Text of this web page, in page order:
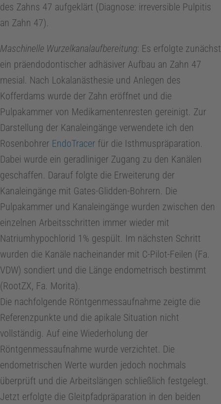
C
e
n
t
e
r
1
0
0
J
a
h
r
e
des Zahns 47 aufgeklärt (Diagnose: irreversible Pulpitis
an Zahn 47).
Maschinelle Wurzelkanalaufbereitung: Es erfolgte zunächst
ein präendodontischer adhäsiver Aufbau an Zahn 47
mesial. Nach Lokalanästhesie und Anlegen des
Kofferdams wurde der Zahn eröffnet und die
Pulpakammer von Medikamentenresten gereinigt. Zur
Darstellung der Kanaleingänge verwendete ich den
Rosenbohrer EndoTracer für die Isthmuspräparation.
Dabei wurde ein geradliniger Zugang zu den Kanälen
geschaffen. Darauf folgte die Erweiterung der
Kanaleingänge mit Gates-Glidden-Bohrern. Die
Pulpakammer und Kanaleingänge wurden zwischen den
einzelnen Arbeitsschritten immer wieder mit
Natriumhypochlorid 1% gespült. Im nächsten Schritt
wurden die Kanäle nacheinander mit C-Pilot-Feilen (Fa.
VDW) sondiert und die Länge endometrisch bestimmt
(RootZX, Fa. Morita).
Die nachfolgende Röntgenmessaufnahme zeigte die
Referenzpunkte und die apikale Situation nicht
vollständig. Auf eine Wiederholung der
Röntgenmessaufnahme wurde verzichtet. Die
endometrischen Werte wurden jedoch nochmals
überprüft und die Arbeitslängen schließlich festgelegt.
Jetzt erfolgte die Gleitpfadpräparation in den beiden